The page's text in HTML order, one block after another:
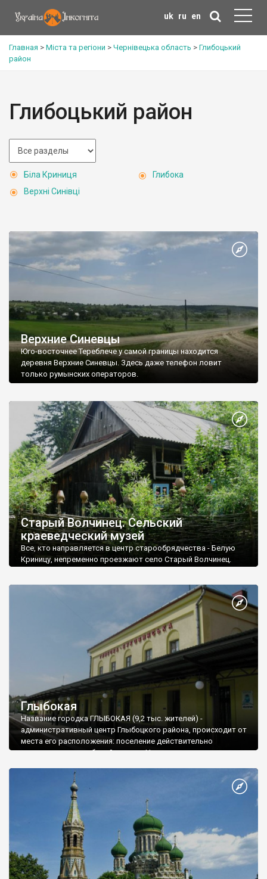
uk ru en
Главная > Міста та регіони > Чернівецька область > Глибоцький
район
Глибоцький район
Біла Криниця
Верхні Синівці
Глибока
Верхние Синевцы
Юго-восточнее Тереблече у самой границы находится
деревня Верхние Синевцы. Здесь даже телефон ловит
только румынских операторов.
богата на старинные памятники культовой архитектуры.
Именно в селах двух районов расположены старейшие на
Буковине архаичные деревянные церкви «избового» типа и
ряд ценных памятников каменного зодчества.
Старый Волчинец. Сельский
краеведческий музей
Все, кто направляется в центр старообрядчества - Белую
Криницу, непременно проезжают село Старый Волчинец.
1780 года его вместе с окрестными селами начинают
Глыбокая
Название городка ГЛЫБОКАЯ (9,2 тыс. жителей) -
административный центр Глыбоцкого района, происходит от
места его расположения: поселение действительно
расположено в глубокой долине. Название впервые
которой молдавский господарь Илья І наделил местностью
под названием Глыбокая придворного судью Петра Гудыму.
В другом историческом документе того же года поселение
упоминается как запустелая местность в урочище Черная